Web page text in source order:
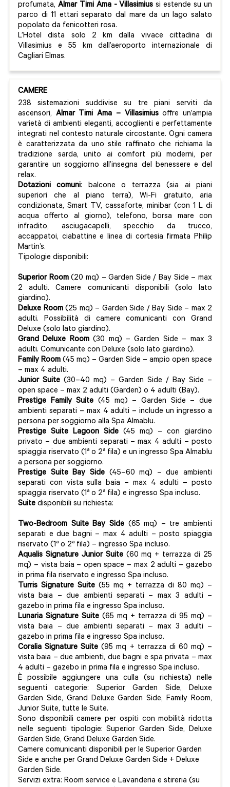
profumata, Almar Timi Ama - Villasimius si estende su un
parco di 11 ettari separato dal mare da un lago salato
popolato da fenicotteri rosa.
L’Hotel dista solo 2 km dalla vivace cittadina di
Villasimius e 55 km dall’aeroporto internazionale di
Cagliari Elmas.
CAMERE
238 sistemazioni suddivise su tre piani serviti da
ascensori, Almar Timi Ama – Villasimiusoffre un’ampia
varietà di ambienti eleganti, accoglienti e perfettamente
integrati nel contesto naturale circostante. Ogni camera
è caratterizzata da uno stile raffinato che richiama la
tradizione sarda, unito ai comfort più moderni, per
garantire un soggiorno all’insegna del benessere e del
relax.
Dotazioni comuni: balcone o terrazza (sia ai piani
superiori che al piano terra), Wi-Fi gratuito, aria
condizionata, Smart TV, cassaforte, minibar (con 1 L di
acqua offerto al giorno), telefono, borsa mare con
infradito, asciugacapelli, specchio da trucco,
accappatoi, ciabattine e linea di cortesia firmata Philip
Martin’s.
Tipologie disponibili:
Superior Room(20 mq) – Garden Side / Bay Side – max
2 adulti. Camere comunicanti disponibili (solo lato
giardino).
Deluxe Room(25 mq) – Garden Side / Bay Side – max 2
adulti. Possibilità di camere comunicanti con Grand
Deluxe (solo lato giardino).
Grand Deluxe Room(30 mq) – Garden Side – max 3
adulti. Comunicante con Deluxe (solo lato giardino).
Family Room (45 mq) – Garden Side – ampio open space
– max 4 adulti.
Junior Suite (30–40 mq) – Garden Side / Bay Side –
open space – max 2 adulti (Garden) o 4 adulti (Bay).
Prestige Family Suite (45 mq) – Garden Side – due
ambienti separati – max 4 adulti – include un ingresso a
persona per soggiorno alla Spa Almablu.
Prestige Suite Lagoon Side (45 mq) – con giardino
privato – due ambienti separati – max 4 adulti – posto
spiaggia riservato (1ª o 2ª fila) e un ingresso Spa Almablu
a persona per soggiorno.
Prestige Suite Bay Side(45–60 mq) – due ambienti
separati con vista sulla baia – max 4 adulti – posto
spiaggia riservato (1ª o 2ª fila) e ingresso Spa incluso.
Suite disponibili su richiesta:
Two-Bedroom Suite Bay Side(65 mq) – tre ambienti
separati e due bagni – max 4 adulti – posto spiaggia
riservato (1ª o 2ª fila) – ingresso Spa incluso.
Aqualis Signature Junior Suite(60 mq + terrazza di 25
mq) – vista baia – open space – max 2 adulti – gazebo
in prima fila riservato e ingresso Spa incluso.
Turris Signature Suite (55 mq + terrazza di 80 mq) –
vista baia – due ambienti separati – max 3 adulti –
gazebo in prima fila e ingresso Spa incluso.
Lunaria Signature Suite (65 mq + terrazza di 95 mq) –
vista baia – due ambienti separati – max 3 adulti –
gazebo in prima fila e ingresso Spa incluso.
Coralia Signature Suite (95 mq + terrazza di 60 mq) –
vista baia – due ambienti, due bagni e spa privata – max
4 adulti – gazebo in prima fila e ingresso Spa incluso.
È possibile aggiungere una culla (su richiesta) nelle
seguenti categorie: Superior Garden Side, Deluxe
Garden Side, Grand Deluxe Garden Side, Family Room,
Junior Suite, tutte le Suite.
Sono disponibili camere per ospiti con mobilità ridotta
nelle seguenti tipologie: Superior Garden Side, Deluxe
Garden Side, Grand Deluxe Garden Side.
Camere comunicanti disponibili per le Superior Garden
Side e anche per Grand Deluxe Garden Side + Deluxe
Garden Side.
Servizi extra: Room service e Lavanderia e stireria (su